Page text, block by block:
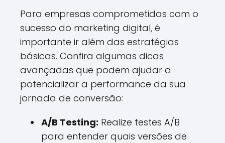
Para empresas comprometidas com o
sucesso do marketing digital, é
importante ir além das estratégias
básicas. Confira algumas dicas
avançadas que podem ajudar a
potencializar a performance da sua
jornada de conversão:
A/B Testing: Realize testes A/B
para entender quais versões de